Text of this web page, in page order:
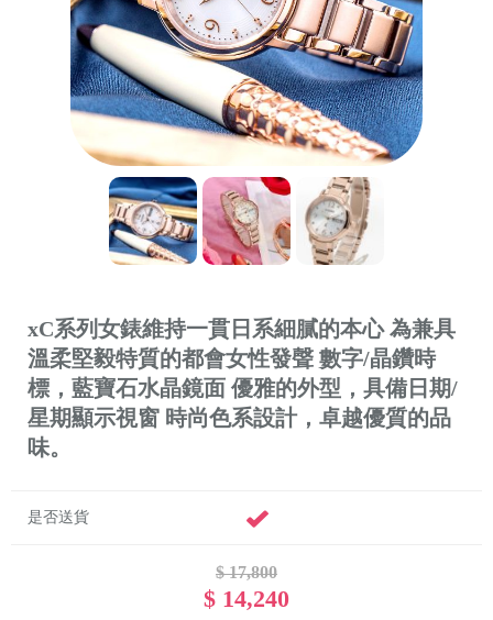
xC系列女錶維持一貫日系細膩的本心 為兼具
溫柔堅毅特質的都會女性發聲 數字/晶鑽時
標，藍寶石水晶鏡面 優雅的外型，具備日期/
星期顯示視窗 時尚色系設計，卓越優質的品
味。
是否送貨
$ 17,800
$ 14,240